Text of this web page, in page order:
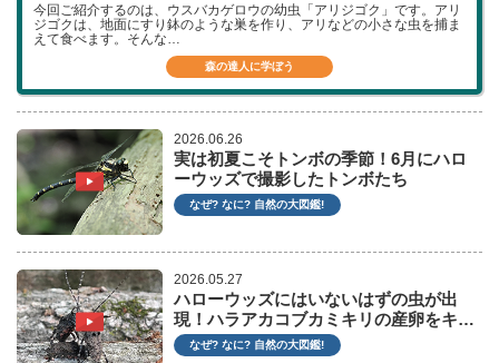
今回ご紹介するのは、ウスバカゲロウの幼虫「アリジゴク」です。アリ
ジゴクは、地面にすり鉢のような巣を作り、アリなどの小さな虫を捕ま
えて食べます。そんな…
森の達人に学ぼう
2026.06.26
実は初夏こそトンボの季節！6月にハロ
ーウッズで撮影したトンボたち
なぜ? なに? 自然の大図鑑!
2026.05.27
ハローウッズにはいないはずの虫が出
現！ハラアカコブカミキリの産卵をキ…
なぜ? なに? 自然の大図鑑!